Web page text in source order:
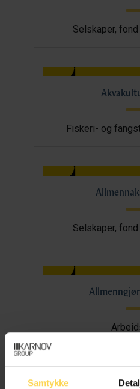
Samtykke
Selskaper,
Fiskeri- og
Selskaper,